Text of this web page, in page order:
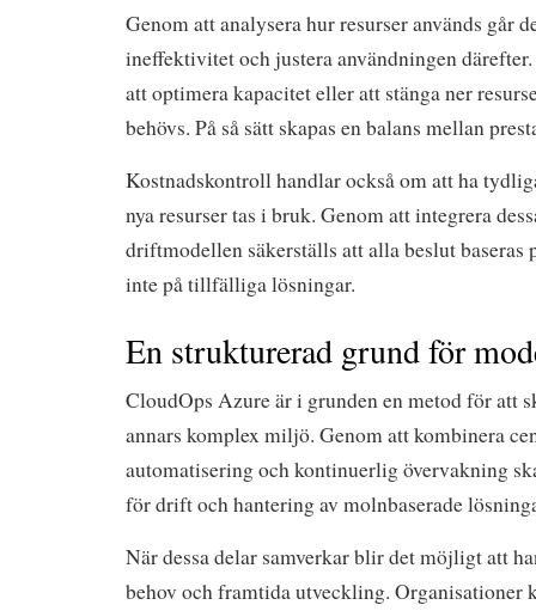
Genom att analysera hur resurser används går
ineffektivitet och justera användningen
att optimera kapacitet eller att stänga ner
behövs. På så sätt skapas en balans mellan
Kostnadskontroll handlar också om att ha
nya resurser tas i bruk. Genom att integrera
driftmodellen säkerställs att alla beslut baseras
inte på tillfälliga lösningar.
En strukturerad grund för
CloudOps Azure är i grunden en metod för att
annars komplex miljö. Genom att kombinera
automatisering och kontinuerlig övervakning
för drift och hantering av molnbaserade
När dessa delar samverkar blir det möjligt att
behov och framtida utveckling. Organisationer